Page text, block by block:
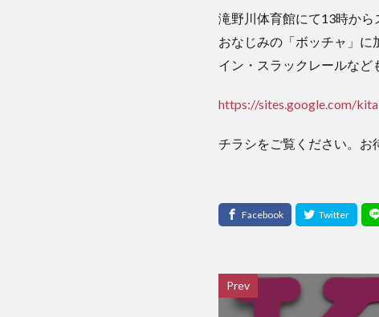
滝野川体育館にて13時から
おなじみの「ボッチャ」に
イン・スラックレールなど
https://sites.google.com/
チラシをご覧ください。お
Prev